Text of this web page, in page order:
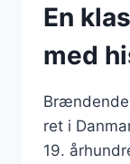
En
med
ret i
19.